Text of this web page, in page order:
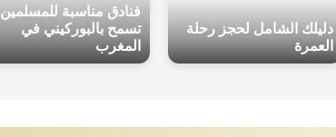
دليلك الشامل لحجز رحلة
العمرة
فنادق مناسبة للمسلمين
تسمح بالبوركيني في
المغرب